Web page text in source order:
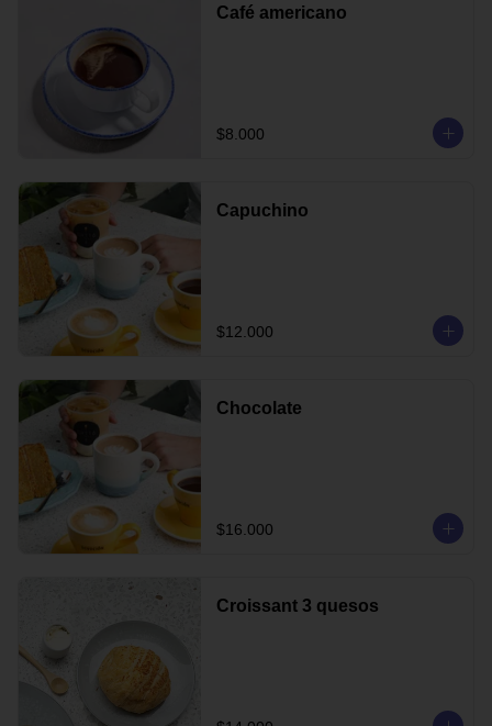
Café americano
$8.000
Capuchino
$12.000
Chocolate
$16.000
Croissant 3 quesos